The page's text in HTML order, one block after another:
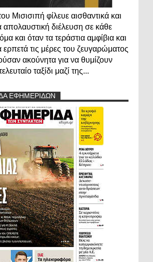
Μισισιπή φίλευε αισθαντικά και
απολαυστική διέλευση σε κάθε
και όταν τα τεράστια αμφίβια και
ερπετά τις μέρες του ζευγαρώματος
ακούνητα για να θυμίζουν
ταξίδι μαζί της...
ΕΦΗΜΕΡΙΔΩΝ